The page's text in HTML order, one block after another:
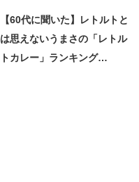
【60代に聞いた】レトルトと
は思えないうまさの「レトル
トカレー」ランキング